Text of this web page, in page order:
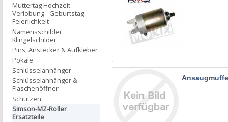
Muttertag Hochzeit -
Verlobung - Geburtstag -
Feierlichkeit
Namensschilder
Klingelschilder
Pins, Anstecker & Aufkleber
Pokale
Schlüsselanhänger
Schlüsselanhänger &
Flaschenöffner
Schützen
Simson-MZ-Roller
Ersatzteile